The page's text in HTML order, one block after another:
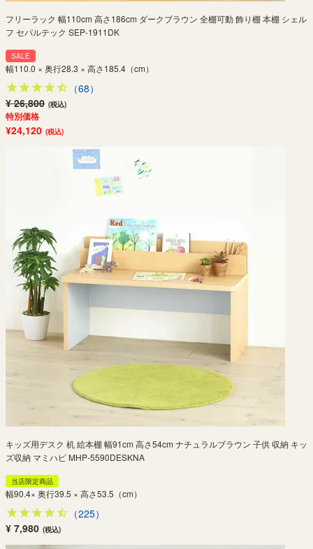
フリーラック 幅110cm 高さ186cm ダークブラウン 全棚可動 飾り棚 本棚 シェル
フ セパルテック SEP-1911DK
SALE
幅110.0 × 奥行28.3 × 高さ185.4（cm）
（68）
¥ 26,800 (税込)
特別価格
¥24,120 (税込)
キッズ用デスク 机 絵本棚 幅91cm 高さ54cm ナチュラルブラウン 子供 収納 キッ
ズ収納 マミハピ MHP-5590DESKNA
当店限定商品
幅90.4× 奥行39.5 × 高さ53.5（cm）
（225）
¥ 7,980 (税込)